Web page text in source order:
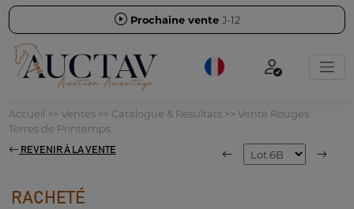
Prochaine vente J-12
Accueil >> Ventes>> Catalogue & Résultats>> Vente Rouges
Terres de Printemps
REVENIR À LA VENTE
RACHETÉ